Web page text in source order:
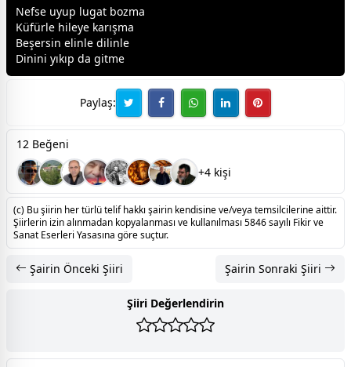
Nefse uyup lugat bozma
Küfürle hileye karışma
Beşersin elinle dilinle
Dinini yıkıp da gitme
Paylaş:
12 Beğeni
+4 kişi
(c) Bu şiirin her türlü telif hakkı şairin kendisine ve/veya temsilcilerine aittir.
Şiirlerin izin alınmadan kopyalanması ve kullanılması 5846 sayılı Fikir ve
Sanat Eserleri Yasasına göre suçtur.
Şairin Önceki Şiiri Şairin Sonraki Şiiri
Şiiri Değerlendirin